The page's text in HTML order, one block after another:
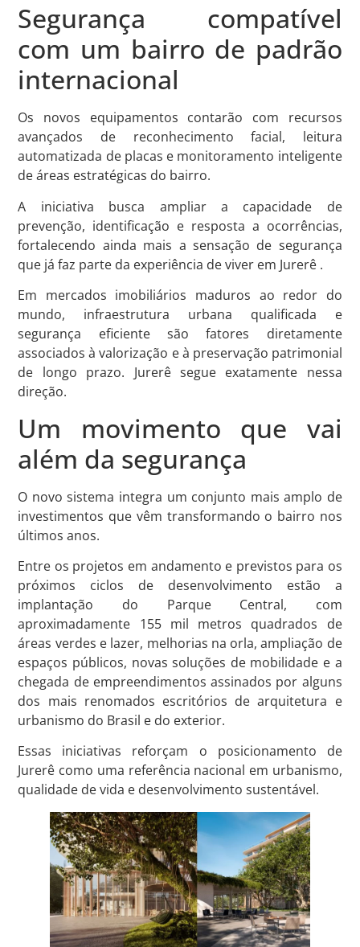
Segurança compatível
com um bairro de padrão
internacional
Os novos equipamentos contarão com recursos
avançados de reconhecimento facial, leitura
automatizada de placas e monitoramento inteligente
de áreas estratégicas do bairro.
A iniciativa busca ampliar a capacidade de
prevenção, identificação e resposta a ocorrências,
fortalecendo ainda mais a sensação de segurança
que já faz parte da experiência de viver em Jurerê .
Em mercados imobiliários maduros ao redor do
mundo, infraestrutura urbana qualificada e
segurança eficiente são fatores diretamente
associados à valorização e à preservação patrimonial
de longo prazo. Jurerê segue exatamente nessa
direção.
Um movimento que vai
além da segurança
O novo sistema integra um conjunto mais amplo de
investimentos que vêm transformando o bairro nos
últimos anos.
Entre os projetos em andamento e previstos para os
próximos ciclos de desenvolvimento estão a
implantação do Parque Central, com
aproximadamente 155 mil metros quadrados de
áreas verdes e lazer, melhorias na orla, ampliação de
espaços públicos, novas soluções de mobilidade e a
chegada de empreendimentos assinados por alguns
dos mais renomados escritórios de arquitetura e
urbanismo do Brasil e do exterior.
Essas iniciativas reforçam o posicionamento de
Jurerê como uma referência nacional em urbanismo,
qualidade de vida e desenvolvimento sustentável.